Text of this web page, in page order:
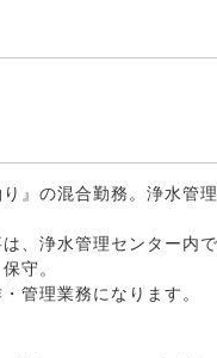
』の混合勤務。浄水管
、浄水管理センター内
守。
管理業務になります。